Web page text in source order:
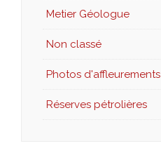
Metier Géologue
Non classé
Photos d'affleurements
Réserves pétrolières